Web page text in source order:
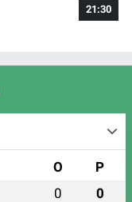
21:30
O P
0 0